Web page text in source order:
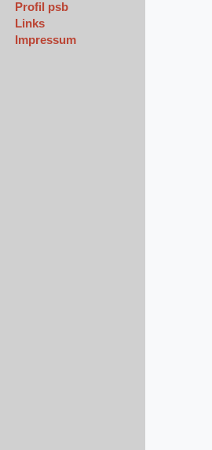
Profil psb
Links
Impressum